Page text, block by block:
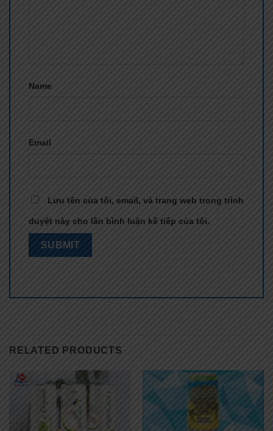
Name
Email
Lưu tên của tôi, email, và trang web trong trình
duyệt này cho lần bình luận kế tiếp của tôi.
RELATED PRODUCTS